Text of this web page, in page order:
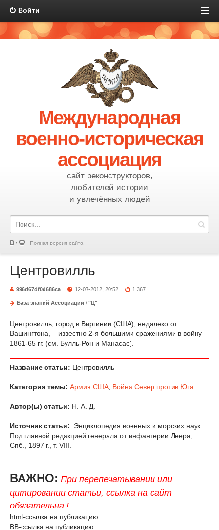
Войти
Международная
военно-историческая
ассоциация
сайт реконструкторов,
любителей истории
и увлечённых людей
Полная версия сайта
Центровилль
996d67df0d686ca 12-07-2012, 20:52 1 367
База знаний Ассоциации / "Ц"
Центровилль, город в Виргинии (США), недалеко от
Вашингтона, – известно 2-я большими сражениями в войну
1861-65 гг. (см. Булль-Рон и Манасас).
Название статьи: Центровилль
Категория темы: Армия США Война Север против Юга
Автор(ы) статьи: Н. А. Д.
Источник статьи:
Энциклопедия военных и морских наук.
Под главной редакцией генерала от инфантерии Леера,
Спб., 1897 г., т. VIII.
ВАЖНО: При перепечатывании или
цитировании статьи, ссылка на сайт
обязательна !
html-ссылка на публикацию
BB-ссылка на публикацию